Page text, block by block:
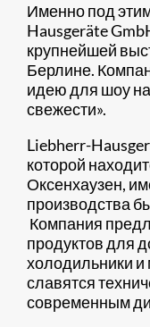
Именно под
Hausgeräte
крупнейшей
Берлине.
идею для шоу
свежести».
Liebherr-
которой
Оксенхаузен,
производства
Компания
продуктов для
холодильники
славятся
современным